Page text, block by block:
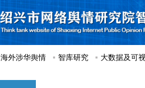
海外涉华舆情 智库研究 大数据及可